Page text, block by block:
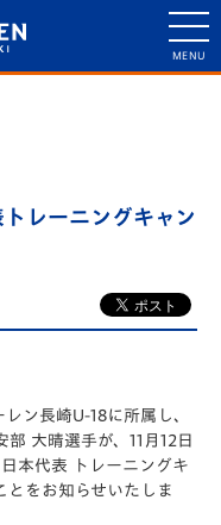
レーニングキャン
ン長崎U-18に所属し、
大晴選手が、11月12日
本代表 トレーニングキ
とをお知らせいたしま